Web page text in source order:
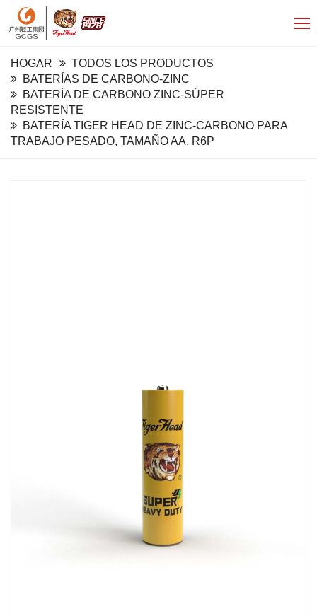
HOGAR
TODOS LOS PRODUCTOS
BATERÍAS DE CARBONO-ZINC
BATERÍA DE CARBONO ZINC-SÚPER
RESISTENTE
BATERÍA TIGER HEAD DE ZINC-CARBONO PARA
TRABAJO PESADO, TAMAÑO AA, R6P